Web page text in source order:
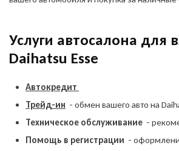
Услуги автосалона для
Daihatsu Esse
Автокредит
Трейд-ин - обмен вашего авто на
Техническое обслуживание -
Помощь в регистрации -